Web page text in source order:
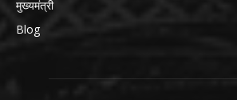
मुख्यमंत्री
Blog